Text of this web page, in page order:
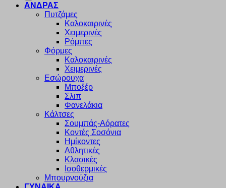
ΑΝΔΡΑΣ
Πυτζάμες
Καλοκαιρινές
Χειμερινές
Ρόμπες
Φόρμες
Καλοκαιρινές
Χειμερινές
Εσώρουχα
Μποξέρ
Σλιπ
Φανελάκια
Κάλτσες
Σουμπάς-Αόρατες
Κοντές Σοσόνια
Ημίκοντες
Αθλητικές
Κλασικές
Ισοθερμικές
Μπουρνούζια